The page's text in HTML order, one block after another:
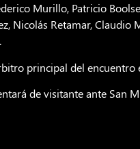
Murillo, Patricio
Nicolás Retamar,
principal del encuentro
de visitante ante San